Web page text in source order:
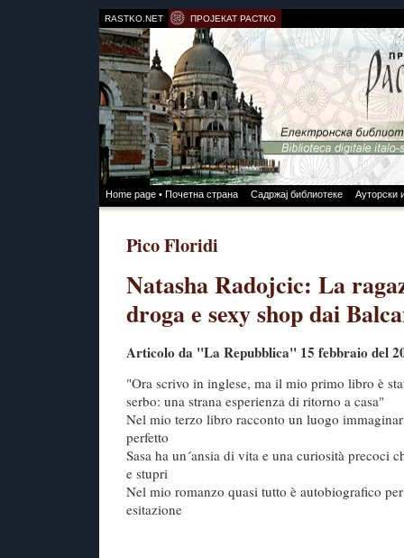
RASTKO.NET ПРОЈЕКАТ РАСТКО
Home page • Почетна страна Садржај библиотеке Ауторски
Pico Floridi
Natasha Radojcic: La
droga e sexy shop dai
Articolo da "La Repubblica" 15 febbraio del
"Ora scrivo in inglese, ma il mio primo libro è
serbo: una strana esperienza di ritorno a casa"
Nel mio terzo libro racconto un luogo
perfetto
Sasa ha un´ansia di vita e una curiosità precoci
e stupri
Nel mio romanzo quasi tutto è autobiografico
esitazione